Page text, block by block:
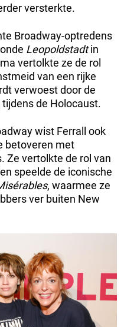
versterkte.
Broadway-optredens
Leopoldstadtin
vertolkte ze de rol
van een rijke
verwoest door de
de Holocaust.
wist Ferrall ook
betoveren met
Ze vertolkte de rol van
speelde de iconische
, waarmee ze
ver buiten New